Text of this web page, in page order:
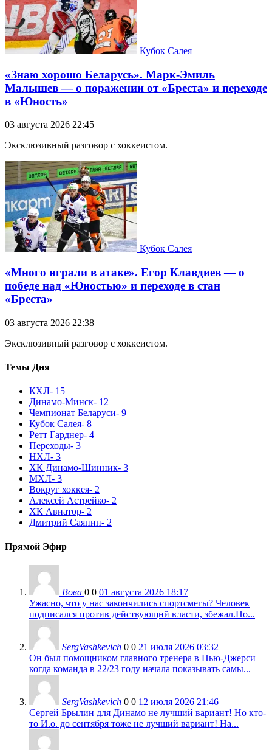
Кубок Салея
«Знаю хорошо Беларусь». Марк-Эмиль
Малышев — о поражении от «Бреста» и переходе
в «Юность»
03 августа 2026 22:45
Эксклюзивный разговор с хоккеистом.
Кубок Салея
«Много играли в атаке». Егор Клавдиев — о
победе над «Юностью» и переходе в стан
«Бреста»
03 августа 2026 22:38
Эксклюзивный разговор с хоккеистом.
Темы Дня
КХЛ- 15
Динамо-Минск- 12
Чемпионат Беларуси- 9
Кубок Салея- 8
Ретт Гарднер- 4
Переходы- 3
НХЛ- 3
ХК Динамо-Шинник- 3
МХЛ- 3
Вокруг хоккея- 2
Алексей Астрейко- 2
ХК Авиатор- 2
Дмитрий Саяпин- 2
Прямой Эфир
Вова 0 0 01 августа 2026 18:17
Ужасно, что у нас закончились спортсмегы? Человек
подписался против действующнй власти, збежал.По...
SergVashkevich 0 0 21 июля 2026 03:32
Он был помощником главного тренера в Нью-Джерси
когда команда в 22/23 году начала показывать самы...
SergVashkevich 0 0 12 июля 2026 21:46
Сергей Брылин для Динамо не лучший вариант! Но кто-
то И.о. до сентября тоже не лучший вариант! На...